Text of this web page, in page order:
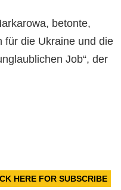
betonte,
für die Ukraine und die
Job“, der
HERE FOR SUBSCRIBE